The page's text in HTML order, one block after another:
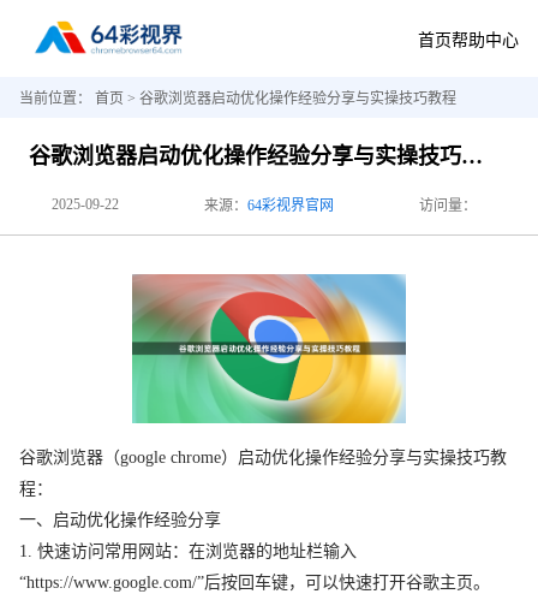
首页帮助中心
当前位置： 首页 > 谷歌浏览器启动优化操作经验分享与实操技巧教程
谷歌浏览器启动优化操作经验分享与实操技巧教程
2025-09-22 来源： 64彩视界官网 访问量：
谷歌浏览器（google chrome）启动优化操作经验分享与实操技巧教
程：
一、启动优化操作经验分享
1. 快速访问常用网站：在浏览器的地址栏输入
“https://www.google.com/”后按回车键，可以快速打开谷歌主页。